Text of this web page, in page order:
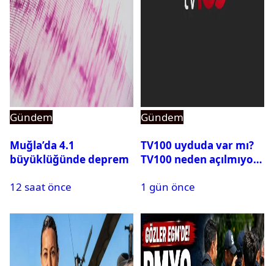
Gündem
Muğla’da 4.1
büyüklüğünde deprem
12 saat önce
Gündem
TV100 uyduda var mı?
TV100 neden açılmıyor?
1 gün önce